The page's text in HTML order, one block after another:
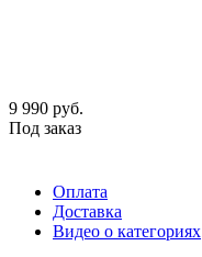
9 990 руб.
Под заказ
Оплата
Доставка
Видео о категориях